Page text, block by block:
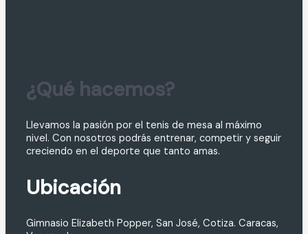
¿Qué hacemos?
Llevamos la pasión por el tenis de mesa al máximo
nivel. Con nosotros podrás entrenar, competir y seguir
creciendo en el deporte que tanto amas.
Ubicación
Gimnasio Elizabeth Popper, San José, Cotiza. Caracas,